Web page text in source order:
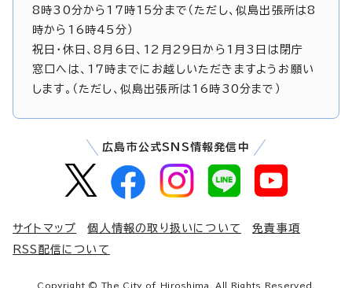
8時30分から17時15分まで（ただし、似島出張所は8
時から16時45分）
祝日・休日、8月6日、12月29日から1月3日は閉庁
窓口へは、17時までにお越しいただきますようお願い
します。（ただし、似島出張所は16時30分まで）
広島市公式SNS情報発信中
サイトマップ 個人情報の取り扱いについて
免責事項
RSS配信について
Copyright © The City of Hiroshima. All Rights Reserved.